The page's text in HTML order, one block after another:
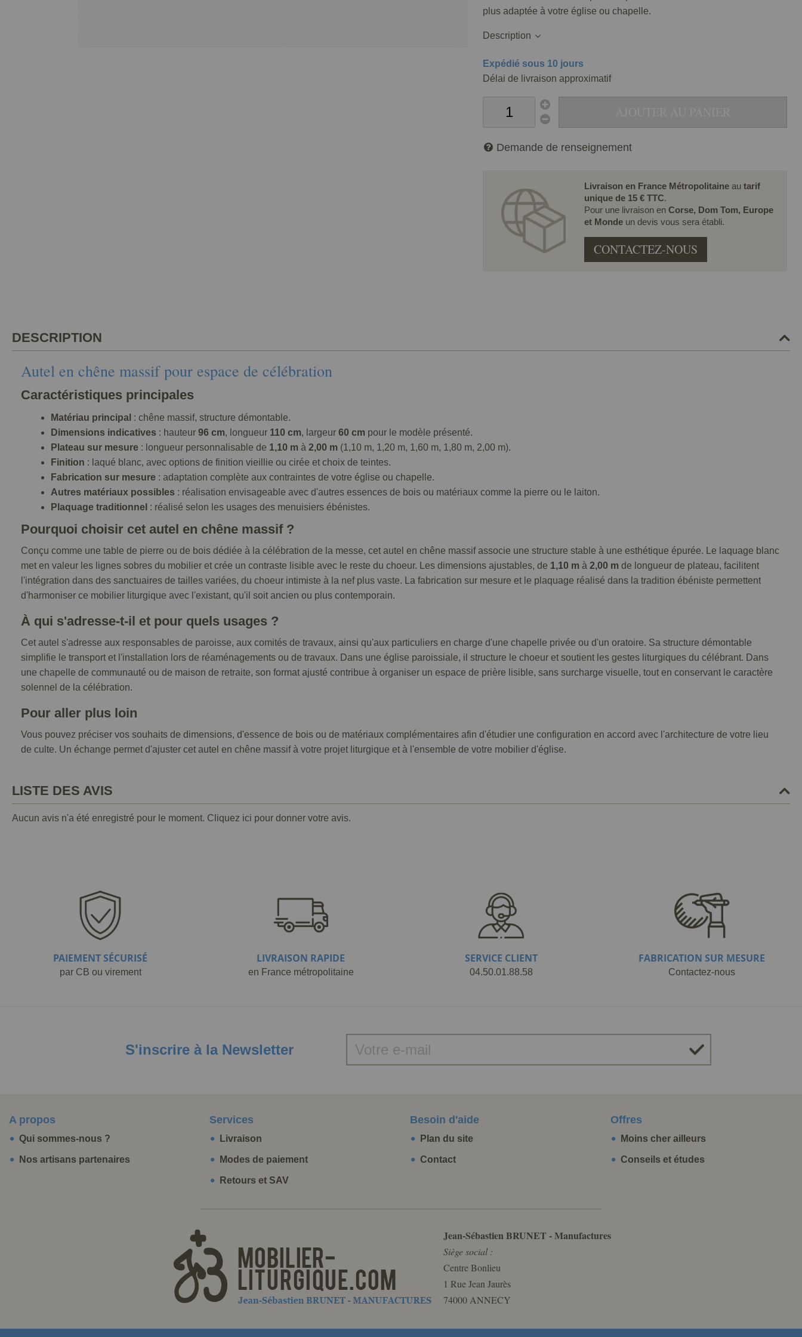
plus adaptée à votre église ou chapelle.
Description
Expédié sous 10 jours
Délai de livraison approximatif
Demande de renseignement
Livraison en France Métropolitaineau tarif
unique de 15 € TTC.
Pour une livraison en Corse, Dom Tom, Europe
et Monde un devis vous sera établi.
CONTACTEZ-NOUS
DESCRIPTION
Autel en chêne massif pour espace de célébration
Caractéristiques principales
Matériau principal : chêne massif, structure démontable.
Dimensions indicatives : hauteur 96 cm, longueur 110 cm, largeur 60 cm pour le modèle présenté.
Plateau sur mesure : longueur personnalisable de 1,10 m à 2,00 m (1,10 m, 1,20 m, 1,60 m, 1,80 m, 2,00 m).
Finition : laqué blanc, avec options de finition vieillie ou cirée et choix de teintes.
Fabrication sur mesure : adaptation complète aux contraintes de votre église ou chapelle.
Autres matériaux possibles : réalisation envisageable avec d'autres essences de bois ou matériaux comme la pierre ou le laiton.
Plaquage traditionnel : réalisé selon les usages des menuisiers ébénistes.
Pourquoi choisir cet autel en chêne massif ?
Conçu comme une table de pierre ou de bois dédiée à la célébration de la messe, cet autel en chêne massif associe une structure stable à une esthétique épurée. Le laquage blanc
met en valeur les lignes sobres du mobilier et crée un contraste lisible avec le reste du choeur. Les dimensions ajustables, de 1,10 m à 2,00 m de longueur de plateau, facilitent
l'intégration dans des sanctuaires de tailles variées, du choeur intimiste à la nef plus vaste. La fabrication sur mesure et le plaquage réalisé dans la tradition ébéniste permettent
d'harmoniser ce mobilier liturgique avec l'existant, qu'il soit ancien ou plus contemporain.
À qui s'adresse-t-il et pour quels usages ?
Cet autel s'adresse aux responsables de paroisse, aux comités de travaux, ainsi qu'aux particuliers en charge d'une chapelle privée ou d'un oratoire. Sa structure démontable
simplifie le transport et l'installation lors de réaménagements ou de travaux. Dans une église paroissiale, il structure le choeur et soutient les gestes liturgiques du célébrant. Dans
une chapelle de communauté ou de maison de retraite, son format ajusté contribue à organiser un espace de prière lisible, sans surcharge visuelle, tout en conservant le caractère
solennel de la célébration.
Pour aller plus loin
Vous pouvez préciser vos souhaits de dimensions, d'essence de bois ou de matériaux complémentaires afin d'étudier une configuration en accord avec l'architecture de votre lieu
de culte. Un échange permet d'ajuster cet autel en chêne massif à votre projet liturgique et à l'ensemble de votre mobilier d'église.
LISTE DES AVIS
Aucun avis n'a été enregistré pour le moment. Cliquez ici pour donner votre avis.
PAIEMENT SÉCURISÉ
par CB ou virement
LIVRAISON RAPIDE
en France métropolitaine
SERVICE CLIENT
04.50.01.88.58
FABRICATION SUR MESURE
Contactez-nous
S'inscrire à la Newsletter
A propos
Qui sommes-nous ?
Nos artisans partenaires
Services
Livraison
Modes de paiement
Retours et SAV
Besoin d'aide
Plan du site
Contact
Offres
Moins cher ailleurs
Conseils et études
Jean-Sébastien BRUNET - Manufactures
Siège social :
Centre Bonlieu
1 Rue Jean Jaurès
74000 ANNECY